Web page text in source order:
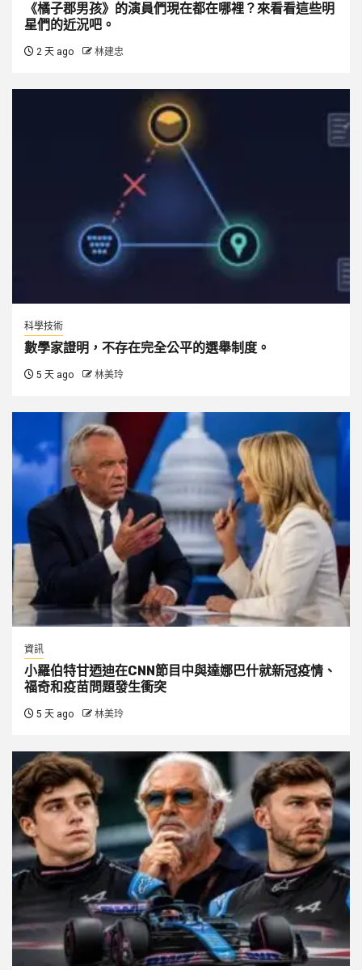
《橘子郡男孩》的演員們現在都在哪裡？來看看這些明
星們的近況吧。
2 天 ago 林建忠
科學技術
數學家證明，不存在完全公平的選舉制度。
5 天 ago 林美玲
資訊
小羅伯特甘迺迪在CNN節目中與達娜巴什就新冠疫情、
福奇和疫苗問題發生衝突
5 天 ago 林美玲